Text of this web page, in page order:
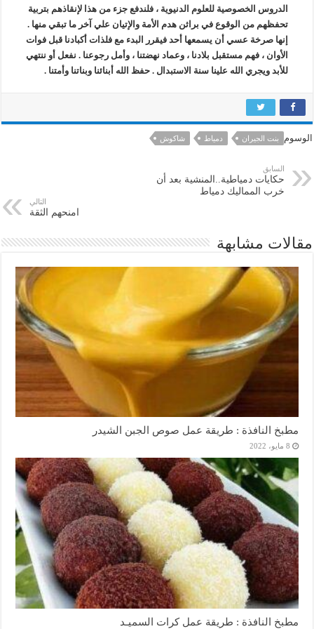
الدروس الخصوصية للعلوم الدنيوية ، فلندفع جزء من هذا لإنقاذهم بتربية
تحفظهم من الوقوع في براثن هدم الأمة والإتيان علي آخر ما تبقي منها .
إنها صرخة عسي أن يسمعها أحد فيقرر البدء مع فلذات أكبادنا قبل فوات
الأوان ، فهم مستقبل بلادنا ، وعماد نهضتنا ، وأمل رجوعنا . نفعل أو ننتهي
للأبد ويجري الله علينا سنة الاستبدال . حفظ الله أبنائنا وبناتنا وأمتنا .
الوسوم بنت الجيران دمياط شاكوش
السابق
حكايات دمياطية..المنشية بعد أن
خرب المماليك دمياط
التالي
امنحهم الثقة
مقالات مشابهة
مطبخ النافذة : طريقة عمل صوص الجبن الشيدر
8 مايو، 2022
مطبخ النافذة : طريقة عمل كرات السميـد